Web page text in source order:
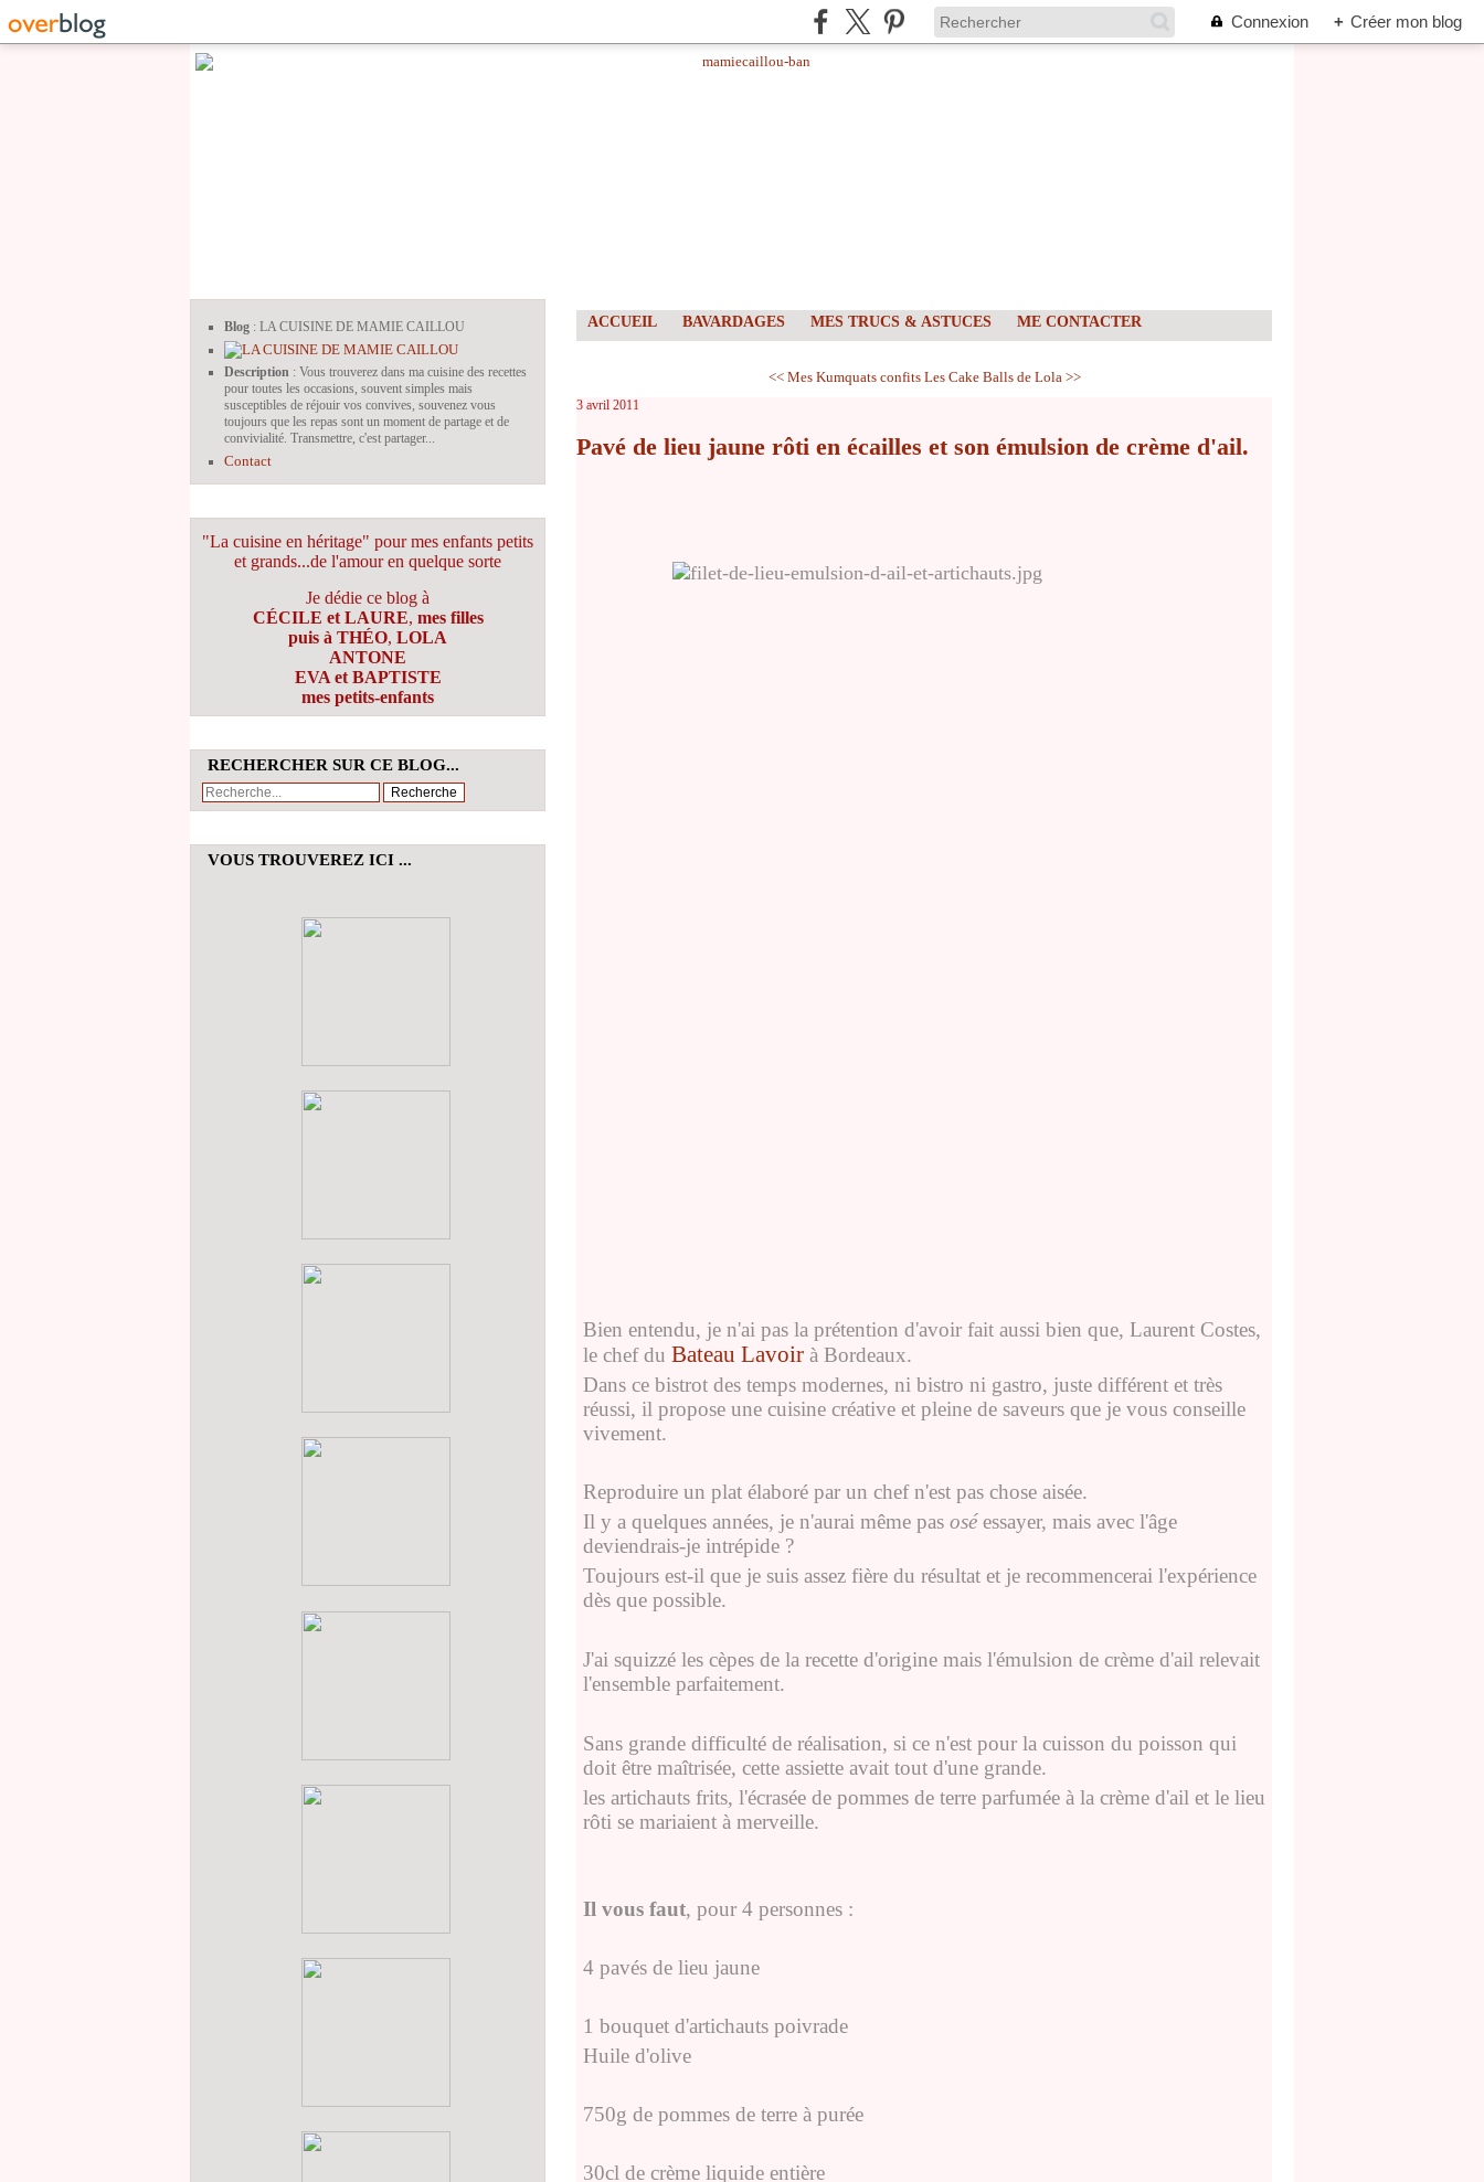
Connexion + Créer mon blog
Blog : LA CUISINE DE MAMIE CAILLOU
Description : Vous trouverez dans ma cuisine des recettes
pour toutes les occasions, souvent simples mais
susceptibles de réjouir vos convives, souvenez vous
toujours que les repas sont un moment de partage et de
convivialité. Transmettre, c'est partager...
Contact
"La cuisine en héritage" pour mes enfants petits
et grands...de l'amour en quelque sorte
Je dédie ce blog à
CÉCILE et LAURE, mes filles
puis à THÉO, LOLA
ANTONE
EVA et BAPTISTE
mes petits-enfants
RECHERCHER SUR CE BLOG...
VOUS TROUVEREZ ICI ...
ACCUEIL BAVARDAGES MES TRUCS & ASTUCES ME CONTACTER
<< Mes Kumquats confits Les Cake Balls de Lola >>
3 avril 2011
Pavé de lieu jaune rôti en écailles et son émulsion de crème d'ail.
Bien entendu, je n'ai pas la prétention d'avoir fait aussi bien que, Laurent Costes,
le chef du Bateau Lavoir à Bordeaux.
Dans ce bistrot des temps modernes, ni bistro ni gastro, juste différent et très
réussi, il propose une cuisine créative et pleine de saveurs que je vous conseille
vivement.
Reproduire un plat élaboré par un chef n'est pas chose aisée.
Il y a quelques années, je n'aurai même pas oséessayer, mais avec l'âge
deviendrais-je intrépide ?
Toujours est-il que je suis assez fière du résultat et je recommencerai l'expérience
dès que possible.
J'ai squizzé les cèpes de la recette d'origine mais l'émulsion de crème d'ail relevait
l'ensemble parfaitement.
Sans grande difficulté de réalisation, si ce n'est pour la cuisson du poisson qui
doit être maîtrisée, cette assiette avait tout d'une grande.
les artichauts frits, l'écrasée de pommes de terre parfumée à la crème d'ail et le lieu
rôti se mariaient à merveille.
Il vous faut, pour 4 personnes :
4 pavés de lieu jaune
1 bouquet d'artichauts poivrade
Huile d'olive
750g de pommes de terre à purée
30cl de crème liquide entière